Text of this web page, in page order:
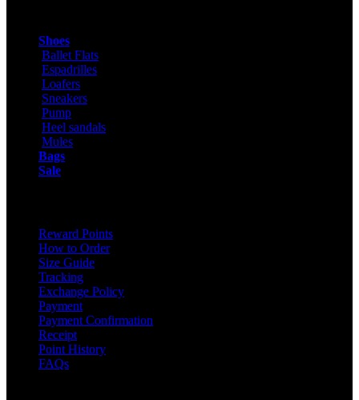
Shoes
Ballet Flats
Espadrilles
Loafers
Sneakers
Pump
Heel sandals
Mules
Bags
Sale
Reward Points
How to Order
Size Guide
Tracking
Exchange Policy
Payment
Payment Confirmation
Receipt
Point History
FAQs